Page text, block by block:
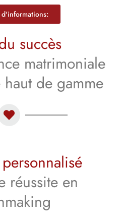
d'informations:
succès
matrimoniale
de gamme
réussite en